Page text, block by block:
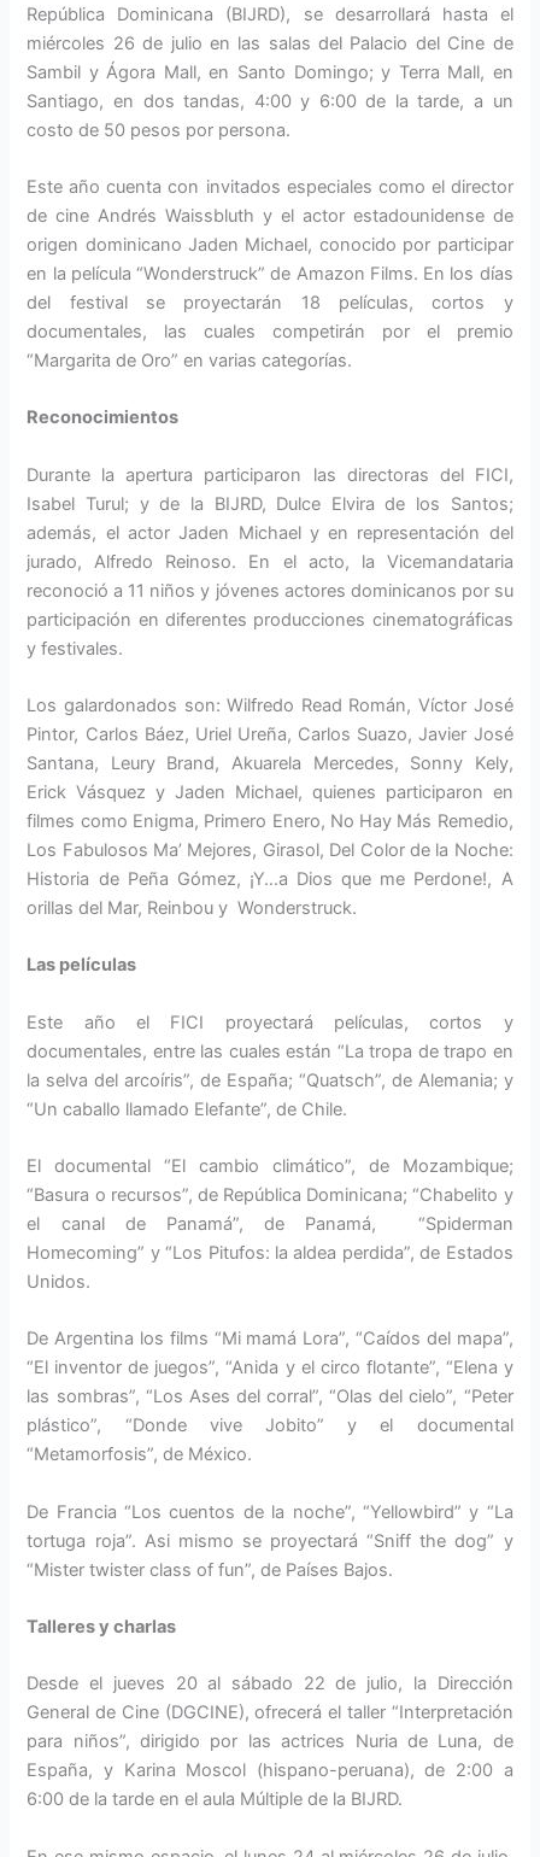
República Dominicana (BIJRD), se desarrollará hasta el
miércoles 26 de julio en las salas del Palacio del Cine de
Sambil y Ágora Mall, en Santo Domingo; y Terra Mall, en
Santiago, en dos tandas, 4:00 y 6:00 de la tarde, a un
costo de 50 pesos por persona.
Este año cuenta con invitados especiales como el director
de cine Andrés Waissbluth y el actor estadounidense de
origen dominicano Jaden Michael, conocido por participar
en la película “Wonderstruck” de Amazon Films. En los días
del festival se proyectarán 18 películas, cortos y
documentales, las cuales competirán por el premio
“Margarita de Oro” en varias categorías.
Reconocimientos
Durante la apertura participaron las directoras del FICI,
Isabel Turul; y de la BIJRD, Dulce Elvira de los Santos;
además, el actor Jaden Michael y en representación del
jurado, Alfredo Reinoso. En el acto, la Vicemandataria
reconoció a 11 niños y jóvenes actores dominicanos por su
participación en diferentes producciones cinematográficas
y festivales.
Los galardonados son: Wilfredo Read Román, Víctor José
Pintor, Carlos Báez, Uriel Ureña, Carlos Suazo, Javier José
Santana, Leury Brand, Akuarela Mercedes, Sonny Kely,
Erick Vásquez y Jaden Michael, quienes participaron en
filmes como Enigma, Primero Enero, No Hay Más Remedio,
Los Fabulosos Ma’ Mejores, Girasol, Del Color de la Noche:
Historia de Peña Gómez, ¡Y…a Dios que me Perdone!, A
orillas del Mar, Reinbou y Wonderstruck.
Las películas
Este año el FICI proyectará películas, cortos y
documentales, entre las cuales están “La tropa de trapo en
la selva del arcoíris”, de España; “Quatsch”, de Alemania; y
“Un caballo llamado Elefante”, de Chile.
El documental “El cambio climático”, de Mozambique;
“Basura o recursos”, de República Dominicana; “Chabelito y
el canal de Panamá”, de Panamá, “Spiderman
Homecoming” y “Los Pitufos: la aldea perdida”, de Estados
Unidos.
De Argentina los films “Mi mamá Lora”, “Caídos del mapa”,
“El inventor de juegos”, “Anida y el circo flotante”, “Elena y
las sombras”, “Los Ases del corral”, “Olas del cielo”, “Peter
plástico”, “Donde vive Jobito” y el documental
“Metamorfosis”, de México.
De Francia “Los cuentos de la noche”, “Yellowbird” y “La
tortuga roja”. Asi mismo se proyectará “Sniff the dog” y
“Mister twister class of fun”, de Países Bajos.
Talleres y charlas
Desde el jueves 20 al sábado 22 de julio, la Dirección
General de Cine (DGCINE), ofrecerá el taller “Interpretación
para niños”, dirigido por las actrices Nuria de Luna, de
España, y Karina Moscol (hispano-peruana), de 2:00 a
6:00 de la tarde en el aula Múltiple de la BIJRD.